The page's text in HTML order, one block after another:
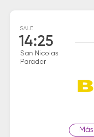
SALE
14:25
San Nicolas
Parador